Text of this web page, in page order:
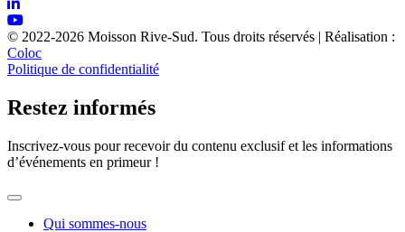
© 2022-2026 Moisson Rive-Sud. Tous droits réservés | Réalisation :
Coloc
Politique de confidentialité
Restez informés
Inscrivez-vous pour recevoir du contenu exclusif et les informations
d’événements en primeur !
Qui sommes-nous